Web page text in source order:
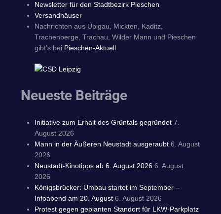
Newsletter für den Stadtbezirk Pieschen
Versandhäuser
Nachrichten aus Übigau, Mickten, Kaditz,
Trachenberge, Trachau, Wilder Mann und Pieschen
gibt's bei Pieschen-Aktuell
Neueste Beiträge
Initiative zum Erhalt des Grüntals gegründet 7.
August 2026
Mann in der Äußeren Neustadt ausgeraubt 6. August
2026
Neustadt-Kinotipps ab 6. August 2026 6. August
2026
Königsbrücker: Umbau startet im September –
Infoabend am 20. August 6. August 2026
Protest gegen geplanten Standort für LKW-Parkplatz